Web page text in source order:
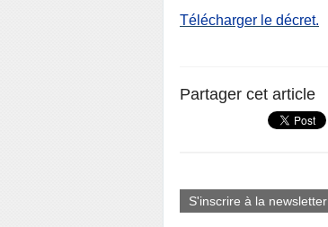
Télécharger le décret.
Partager cet article
S'inscrire à la newsletter